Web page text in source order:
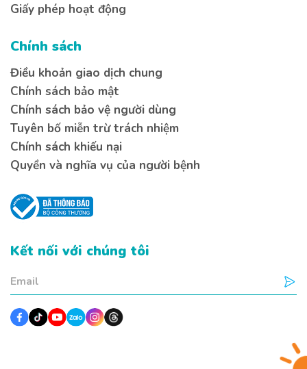
Giấy phép hoạt động
Chính sách
Điều khoản giao dịch chung
Chính sách bảo mật
Chính sách bảo vệ người dùng
Tuyên bố miễn trừ trách nhiệm
Chính sách khiếu nại
Quyền và nghĩa vụ của người bệnh
Kết nối với chúng tôi